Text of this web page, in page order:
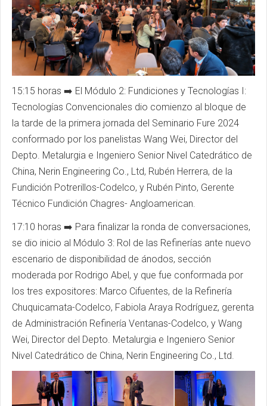
15:15 horas ➡️ El Módulo 2: Fundiciones y Tecnologías I:
Tecnologías Convencionales dio comienzo al bloque de
la tarde de la primera jornada del Seminario Fure 2024
conformado por los panelistas Wang Wei, Director del
Depto. Metalurgia e Ingeniero Senior Nivel Catedrático de
China, Nerin Engineering Co., Ltd, Rubén Herrera, de la
Fundición Potrerillos-Codelco, y Rubén Pinto, Gerente
Técnico Fundición Chagres- Angloamerican
17:10 horas ➡️ Para finalizar la ronda de conversaciones,
se dio inicio al Módulo 3: Rol de las Refinerías ante nuevo
escenario de disponibilidad de ánodos, sección
moderada por Rodrigo Abel, y que fue conformada por
los tres expositores: Marco Cifuentes, de la Refinería
Chuquicamata-Codelco, Fabiola Araya Rodríguez, gerenta
de Administración Refinería Ventanas-Codelco, y Wang
Wei, Director del Depto. Metalurgia e Ingeniero Senior
Nivel Catedrático de China, Nerin Engineering Co., Ltd.